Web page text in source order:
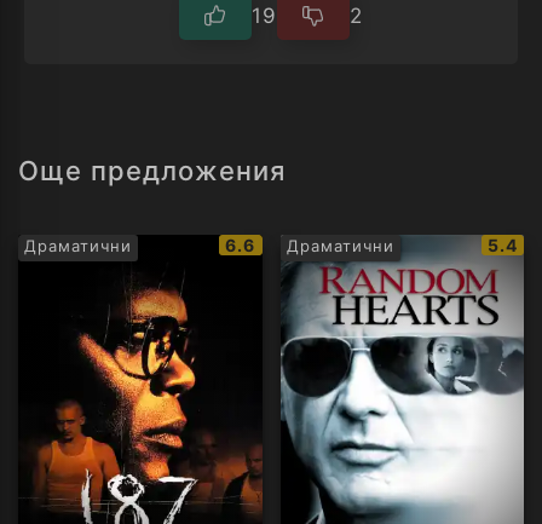
19 2
Още предложения
Драматични
IMDb
рейтинг:
6.6 Драматични
IMDb
5.4